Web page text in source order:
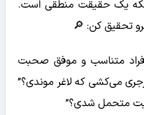
یک حقیقت منطقی است.
تحقیق کن: 🔎
متناسب و موفق صحبت
می‌کشی که لاغر موندی؟”
متحمل شدی؟”